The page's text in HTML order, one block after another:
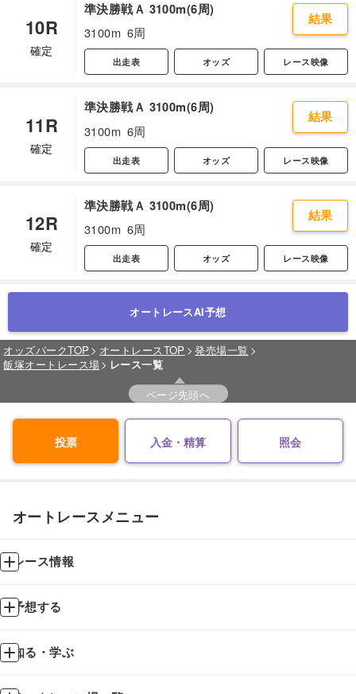
10R
確定
準決勝戦Ａ 3100m(6周)
3100m 6周
結果
出走表 オッズ レース映像
11R
確定
準決勝戦Ａ 3100m(6周)
3100m 6周
結果
出走表 オッズ レース映像
12R
確定
準決勝戦Ａ 3100m(6周)
3100m 6周
結果
出走表 オッズ レース映像
オートレースAI予想
オッズパークTOP オートレースTOP
発売場一覧
飯塚オートレース場
レース一覧
ページ先頭へ
投票 入金・精算 照会
オートレースメニュー
レース情報
予想する
知る・学ぶ